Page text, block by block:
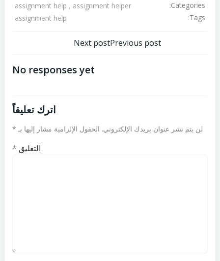
Categories:
assignment help , assignment helper
Tags:
assignment help
Previous postتصفّح
المقالات
Next post
No responses yet
اترك تعليقاً
لن يتم نشر عنوان بريدك الإلكتروني. الحقول الإلزامية مشار إليها بـ *
التعليق *